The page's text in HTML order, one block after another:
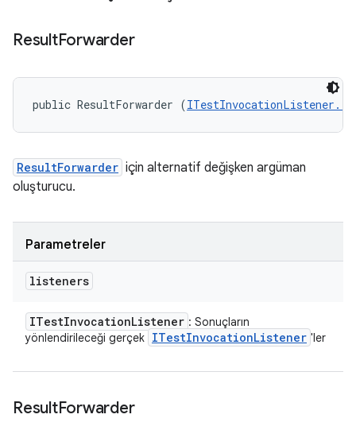
ResultForwarder
public ResultForwarder (ITestInvocationListener...
ResultForwarder için alternatif değişken argüman
oluşturucu.
Parametreler
listeners
ITestInvocationListener : Sonuçların
yönlendirileceği gerçek ITestInvocationListener 'ler
ResultForwarder